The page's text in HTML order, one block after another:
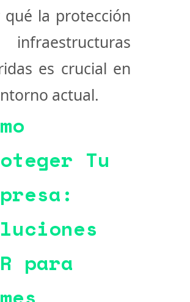
qué la protección
es crucial en
actual.
Tu
para